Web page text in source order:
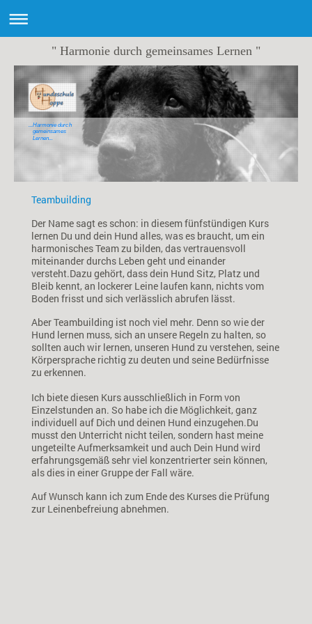
" Harmonie durch gemeinsames Lernen "
...Harmonie durch
gemeinsames
Lernen...
Teambuilding
Der Name sagt es schon: in diesem fünfstündigen Kurs
lernen Du und dein Hund alles, was es braucht, um ein
harmonisches Team zu bilden, das vertrauensvoll
miteinander durchs Leben geht und einander
versteht.Dazu gehört, dass dein Hund Sitz, Platz und
Bleib kennt, an lockerer Leine laufen kann, nichts vom
Boden frisst und sich verlässlich abrufen lässt.
Aber Teambuilding ist noch viel mehr. Denn so wie der
Hund lernen muss, sich an unsere Regeln zu halten, so
sollten auch wir lernen, unseren Hund zu verstehen, seine
Körpersprache richtig zu deuten und seine Bedürfnisse
zu erkennen.
Ich biete diesen Kurs ausschließlich in Form von
Einzelstunden an. So habe ich die Möglichkeit, ganz
individuell auf Dich und deinen Hund einzugehen.Du
musst den Unterricht nicht teilen, sondern hast meine
ungeteilte Aufmerksamkeit und auch Dein Hund wird
erfahrungsgemäß sehr viel konzentrierter sein können,
als dies in einer Gruppe der Fall wäre.
Auf Wunsch kann ich zum Ende des Kurses die Prüfung
zur Leinenbefreiung abnehmen.